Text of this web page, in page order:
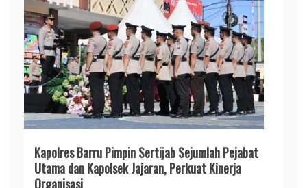
Kapolres Barru Pimpin Sertijab Sejumlah Pejabat
Utama dan Kapolsek Jajaran, Perkuat Kinerja
Organisasi